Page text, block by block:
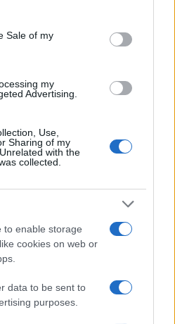
purposes in below Google
Sale of my
my
Advertising.
Use,
Sharing of my
with the
collected.
to enable storage
cookies on web or
data to be sent to
purposes.